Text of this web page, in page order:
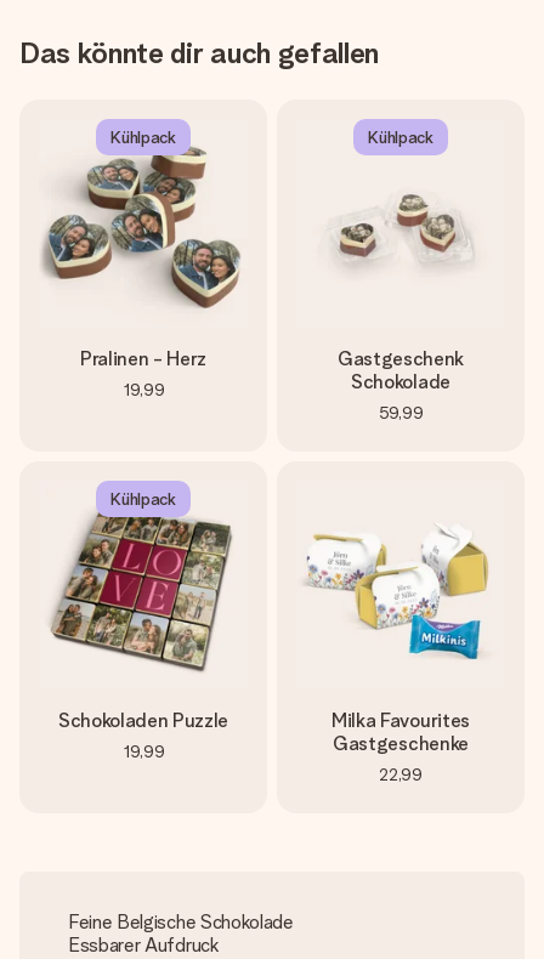
Das könnte dir auch gefallen
Kühlpack
Pralinen - Herz
19,99
Kühlpack
Gastgeschenk
Schokolade
59,99
Kühlpack
Schokoladen Puzzle
19,99
Milka Favourites
Gastgeschenke
22,99
Feine Belgische Schokolade
Essbarer Aufdruck